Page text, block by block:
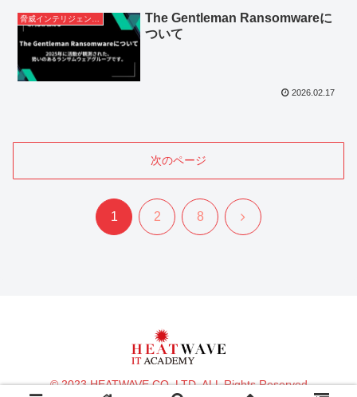
The Gentleman Ransomwareに
ついて
2026.02.17
次のページ
1 2 8 次
© 2023 HEATWAVE CO.,LTD. ALL Rights Reserved